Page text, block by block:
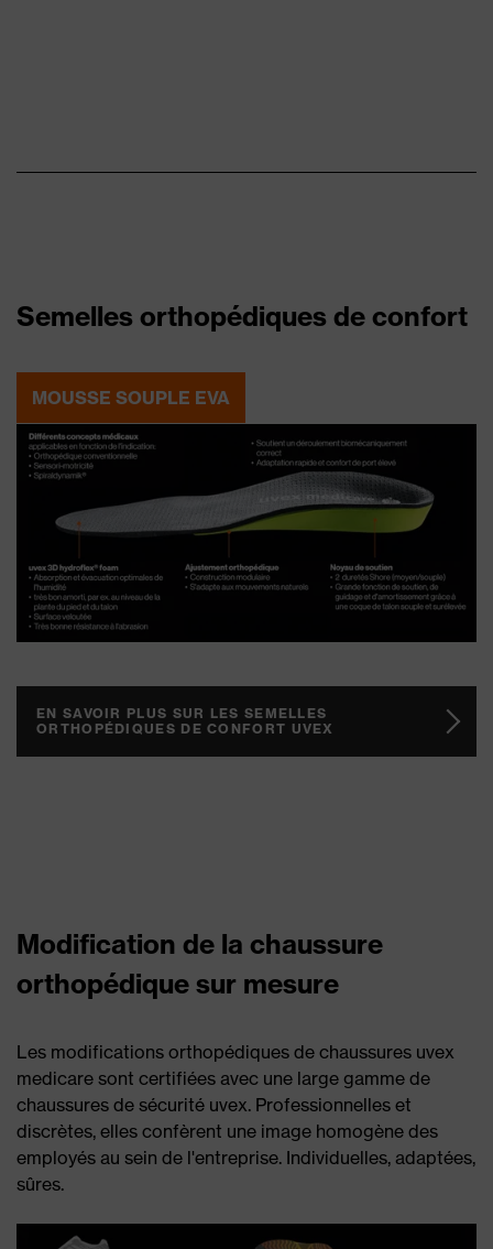
Semelles orthopédiques de confort
MOUSSE SOUPLE EVA
EN SAVOIR PLUS SUR LES SEMELLES
ORTHOPÉDIQUES DE CONFORT UVEX
Modification de la chaussure
orthopédique sur mesure
Les modifications orthopédiques de chaussures uvex
medicare sont certifiées avec une large gamme de
chaussures de sécurité uvex. Professionnelles et
discrètes, elles confèrent une image homogène des
employés au sein de l'entreprise. Individuelles, adaptées,
sûres.